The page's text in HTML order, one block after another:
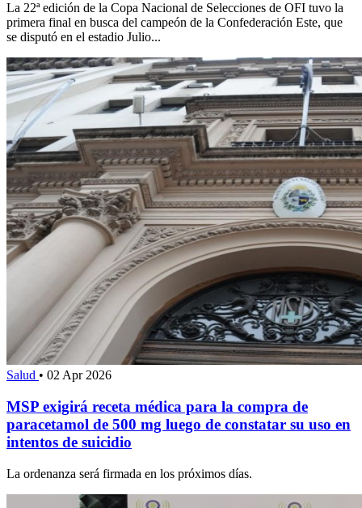
La 22ª edición de la Copa Nacional de Selecciones de OFI tuvo la
primera final en busca del campeón de la Confederación Este, que
se disputó en el estadio Julio...
Salud • 02 Apr 2026
MSP exigirá receta médica para la compra de
paracetamol de 500 mg luego de constatar su uso en
intentos de suicidio
La ordenanza será firmada en los próximos días.